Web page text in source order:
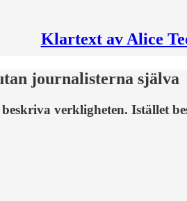
Klartext av Alice
journalisterna själva
verkligheten. Istället